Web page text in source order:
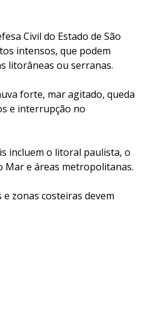
Civil do Estado de São
intensos, que podem
litorâneas ou serranas.
forte, mar agitado, queda
e interrupção no
incluem o litoral paulista, o
Mar e áreas metropolitanas.
zonas costeiras devem